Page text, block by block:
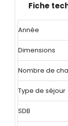
Fiche
Année
Dimensions
Nombre de
Type de séjour
SDB